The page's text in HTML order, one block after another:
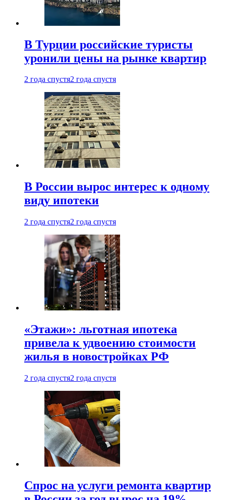
В Турции российские туристы
уронили цены на рынке квартир
2 года спустя2 года спустя
В России вырос интерес к одному
виду ипотеки
2 года спустя2 года спустя
«Этажи»: льготная ипотека
привела к удвоению стоимости
жилья в новостройках РФ
2 года спустя2 года спустя
Спрос на услуги ремонта квартир